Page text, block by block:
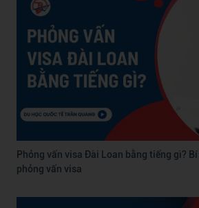
Phỏng vấn visa Đài Loan bằng tiếng gì?
phỏng vấn visa